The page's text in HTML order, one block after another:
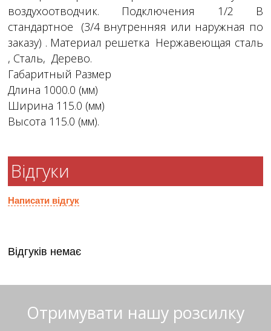
воздухоотводчик. Подключения 1/2 В
стандартное (3/4 внутренняя или наружная по
заказу) . Материал решетка Нержавеющая сталь
, Сталь, Дерево.
Габаритный Размер
Длина 1000.0 (мм)
Ширина 115.0 (мм)
Высота 115.0 (мм).
Відгуки
Написати відгук
Відгуків немає
Отримувати нашу розсилку